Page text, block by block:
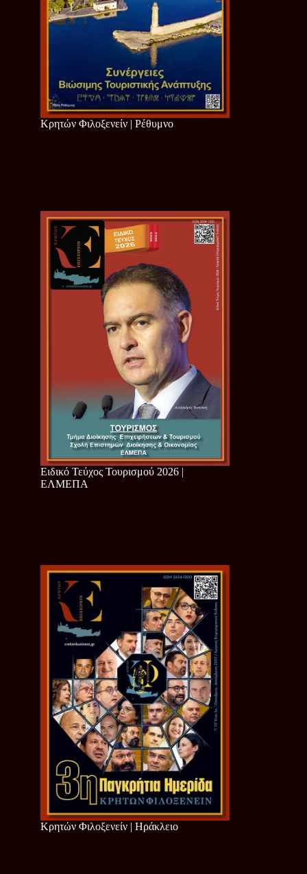
Κρητών Φιλοξενείν | Ρέθυμνο
Ειδικό Τεύχος Τουρισμού 2026 |
ΕΛΜΕΠΑ
Κρητών Φιλοξενείν | Ηράκλειο